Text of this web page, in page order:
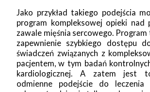
Jako przykład takiego podejścia
program kompleksowej opieki nad
zawale mięśnia sercowego. Program
zapewnienie szybkiego dostępu
świadczeń związanych z
pacjentem, w tym badań
kardiologicznej. A zatem jest
odmienne podejście do